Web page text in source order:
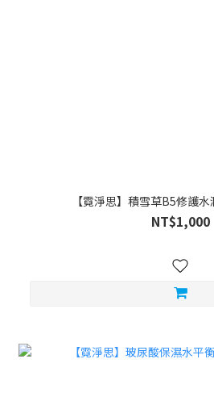
【霓淨思】積雪草B5修護
NT$1,000